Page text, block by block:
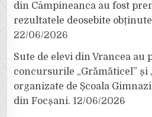
din Câmpineanca au fost
rezultatele deosebite
22/06/2026
Sute de elevi din Vrancea au
concursurile „Grămăticel” și
organizate de Școala
din Focșani. 12/06/2026